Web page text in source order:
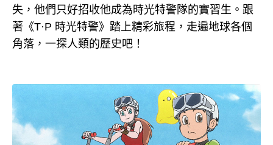
失，他們只好招收他成為時光特警隊的實習生。跟
著《T·P 時光特警》踏上精彩旅程，走遍地球各個
角落，一探人類的歷史吧！